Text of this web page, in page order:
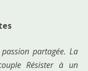
partagée. La
Résister à un